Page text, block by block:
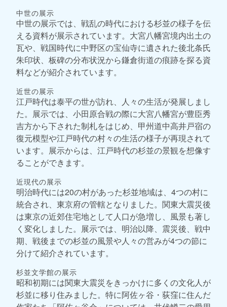
中世の展示
中世の展示では、戦乱の時代における杉並の様子を伝
える資料が展示されています。大宮八幡宮境内出土の
瓦や、戦国時代に中野区の宝仙寺に遺された後北条氏
朱印状、板碑の分布状況から鎌倉街道の痕跡を探る資
料などが紹介されています。
近世の展示
江戸時代は泰平の世が訪れ、人々の生活が発展しまし
た。展示では、小田原合戦の際に大宮八幡宮が豊臣秀
吉方から下された制札をはじめ、甲州道中高井戸宿の
復元模型や江戸時代の村々の生活の様子が再現されて
います。展示からは、江戸時代の杉並の景観を想像す
ることができます。
近現代の展示
明治時代には20の村があった杉並地域は、4つの村に
統合され、東京府の管轄となりました。関東大震災後
は東京の近郊住宅地として人口が急増し、風景も著し
く変化しました。展示では、明治以降、震災後、戦中
期、戦後までの杉並の風景や人々の営みが4つの節に
分けて紹介されています。
杉並文学館の展示
昭和初期には関東大震災をきっかけに多くの文化人が
杉並に移り住みました。特に阿佐ヶ谷・荻窪に住んだ